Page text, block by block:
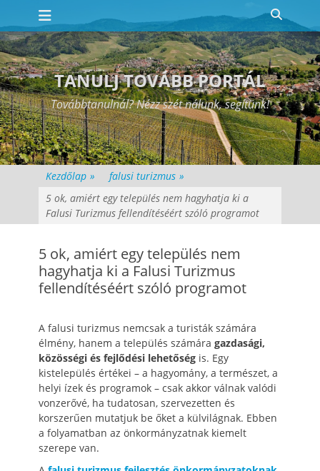
Skip
content
Elsődleges menü
TANULJ TOVÁBB PORTÁL
Továbbtanulnál? Nézz szét nálunk, segítünk!
Kezdőlap » falusi turizmus »
5 ok, amiért egy település nem hagyhatja ki a
Falusi Turizmus fellendítéséért szóló programot
5 ok, amiért egy település nem
hagyhatja ki a Falusi Turizmus
fellendítéséért szóló programot
A falusi turizmus nemcsak a turisták számára
élmény, hanem a település számára gazdasági,
közösségi és fejlődési lehetőség is. Egy
kistelepülés értékei – a hagyomány, a természet, a
helyi ízek és programok – csak akkor válnak valódi
vonzerővé, ha tudatosan, szervezetten és
korszerűen mutatjuk be őket a külvilágnak. Ebben
a folyamatban az önkormányzatnak kiemelt
szerepe van.